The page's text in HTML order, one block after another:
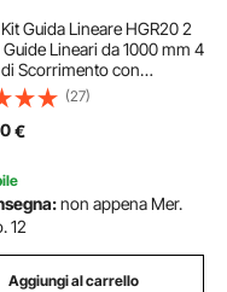
Guida Lineare HGR20 2
Lineari da 1000 mm 4
Scorrimento con
Antiruggine Alta
Binario Lineare per Fai
CNC, Torni, Stampanti
(27)
€
non appena Mer.
12
Aggiungi al carrello